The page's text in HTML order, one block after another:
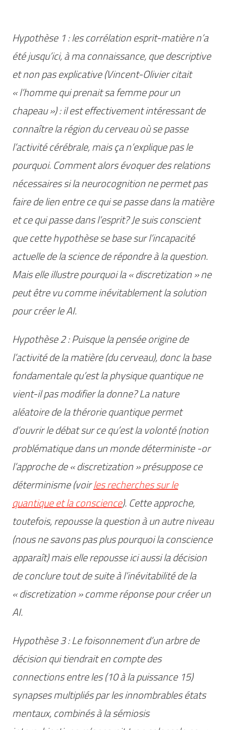
Hypothèse 1 : les corrélation esprit-matière n’a
été jusqu’ici, à ma connaissance, que descriptive
et non pas explicative (Vincent-Olivier citait
« l’homme qui prenait sa femme pour un
chapeau ») : il est effectivement intéressant de
connaître la région du cerveau où se passe
l’activité cérébrale, mais ça n’explique pas le
pourquoi. Comment alors évoquer des relations
nécessaires si la neurocognition ne permet pas
faire de lien entre ce qui se passe dans la matière
et ce qui passe dans l’esprit? Je suis conscient
que cette hypothèse se base sur l’incapacité
actuellede la science de répondre à la question.
Mais elle illustre pourquoi la « discretization » ne
peut être vu commeinévitablementla solution
pour créer le AI.
Hypothèse 2 : Puisque la pensée origine de
l’activité de la matière (du cerveau), donc la base
fondamentale qu’est la physique quantique ne
vient-il pas modifier la donne? La nature
aléatoire de la thérorie quantique permet
d’ouvrir le débat sur ce qu’est la volonté (notion
problématique dans un monde déterministe -or
l’approche de « discretization » présuppose ce
déterminisme (voirles recherches sur le
quantique et la conscience). Cette approche,
toutefois, repousse la question à un autre niveau
(nous ne savons pas plus pourquoi la conscience
apparaît) mais elle repousse ici aussi la décision
de conclure tout de suite àl’inévitabilitéde la
« discretization » comme réponse pour créer un
AI.
Hypothèse 3 : Le foisonnement d’un arbre de
décision qui tiendrait en compte des
connections entre les (10 à la puissance 15)
synapses multipliés par les innombrables états
mentaux, combinés à la sémiosis